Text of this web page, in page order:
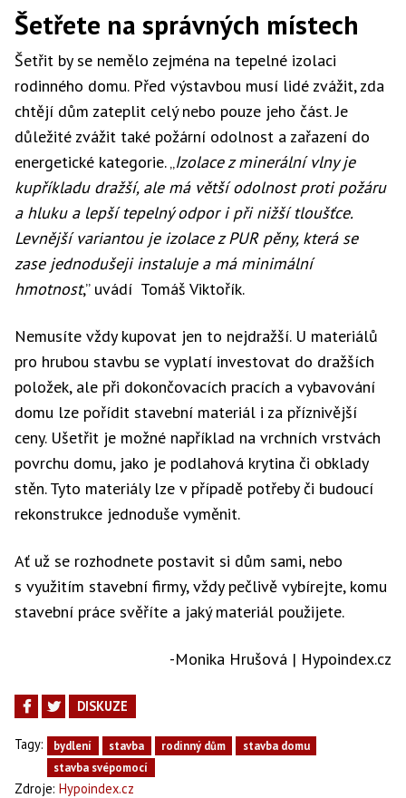
Šetřete na správných místech
Šetřit by se nemělo zejména na tepelné izolaci
rodinného domu. Před výstavbou musí lidé zvážit, zda
chtějí dům zateplit celý nebo pouze jeho část. Je
důležité zvážit také požární odolnost a zařazení do
energetické kategorie. „Izolace z minerální vlny je
kupříkladu dražší, ale má větší odolnost proti požáru
a hluku a lepší tepelný odpor i při nižší tloušťce.
Levnější variantou je izolace z PUR pěny, která se
zase jednodušeji instaluje a má minimální
hmotnost,” uvádí Tomáš Viktořík.
Nemusíte vždy kupovat jen to nejdražší. U materiálů
pro hrubou stavbu se vyplatí investovat do dražších
položek, ale při dokončovacích pracích a vybavování
domu lze pořídit stavební materiál i za příznivější
ceny. Ušetřit je možné například na vrchních vrstvách
povrchu domu, jako je podlahová krytina či obklady
stěn. Tyto materiály lze v případě potřeby či budoucí
rekonstrukce jednoduše vyměnit.
Ať už se rozhodnete postavit si dům sami, nebo
s využitím stavební firmy, vždy pečlivě vybírejte, komu
stavební práce svěříte a jaký materiál použijete.
-Monika Hrušová | Hypoindex.cz
DISKUZE
Tagy: bydlení stavba rodinný dům
stavba domu
stavba svépomocí
Zdroje: Hypoindex.cz